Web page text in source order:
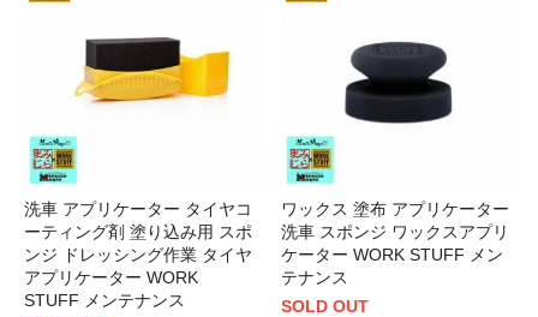
洗車 アプリケーター タイヤコ
ーティング剤 塗り込み用 スポ
ンジ ドレッシング作業 タイヤ
アプリケーター WORK
STUFF メンテナンス
ワックス 塗布 アプリケーター
洗車 スポンジ ワックスアプリ
ケーター WORK STUFF メン
テナンス
SOLD OUT